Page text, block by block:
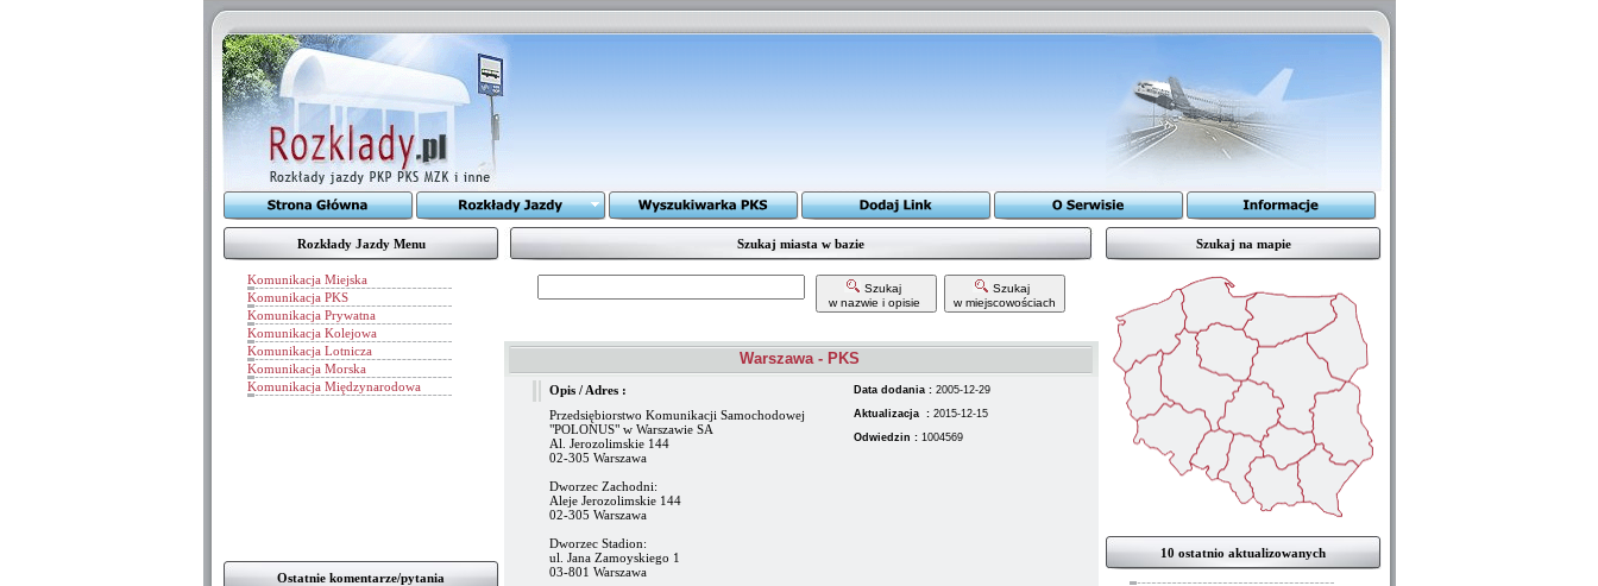
Rozkłady Jazdy Menu
Komunikacja Miejska
Komunikacja PKS
Komunikacja Prywatna
Komunikacja Kolejowa
Komunikacja Lotnicza
Komunikacja Morska
Komunikacja Międzynarodowa
Ostatnie komentarze/pytania
Szukaj miasta w bazie
Szukaj
w nazwie i opisie
Szukaj
w miejscowościach
Warszawa - PKS
Opis / Adres : Data dodania : 2005-12-29
Przedsiębiorstwo Komunikacji Samochodowej
"POLONUS" w Warszawie SA
Al. Jerozolimskie 144
02-305 Warszawa
Dworzec Zachodni:
Aleje Jerozolimskie 144
02-305 Warszawa
Dworzec Stadion:
ul. Jana Zamoyskiego 1
03-801 Warszawa
Aktualizacja : 2015-12-15
Odwiedzin : 1004569
Szukaj na mapie
10 ostatnio aktualizowanych